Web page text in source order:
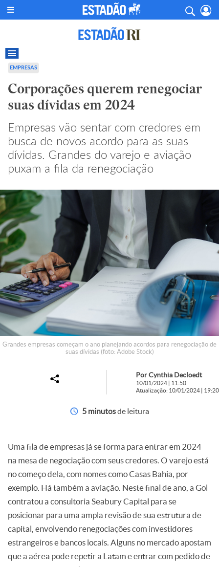
EMPRESAS
Corporações querem renegociar
suas dívidas em 2024
Empresas vão sentar com credores em
busca de novos acordo para as suas
dívidas. Grandes do varejo e aviação
puxam a fila da renegociação
Grandes empresas começam o ano planejando acordos para renegociação de
suas dívidas (foto: Adobe Stock)
Por Cynthia Decloedt
10/01/2024 | 11:50
Atualização: 10/01/2024 | 19:20
5 minutosde leitura
Uma fila de empresas já se forma para entrar em 2024
na mesa de negociação com seus credores. O varejo está
no começo dela, com nomes como Casas Bahia, por
exemplo. Há também a aviação. Neste final de ano, a Gol
contratou a consultoria Seabury Capital para se
posicionar para uma ampla revisão de sua estrutura de
capital, envolvendo renegociações com investidores
estrangeiros e bancos locais. Alguns no mercado apostam
que a aérea pode repetir a Latam e entrar com pedido de